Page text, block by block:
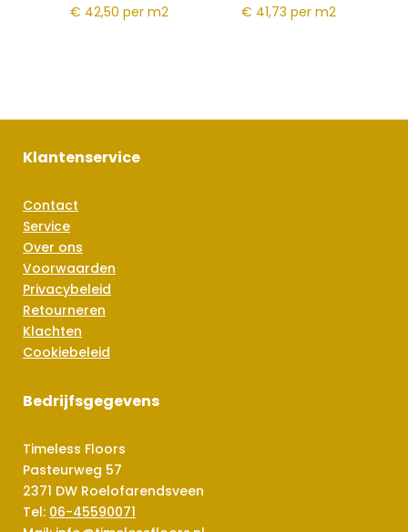
€ 42,50 per m2
€ 41,73per m2
Klantenservice
Contact
Service
Over ons
Voorwaarden
Privacybeleid
Retourneren
Klachten
Cookiebeleid
Bedrijfsgegevens
Timeless Floors
Pasteurweg 57
2371 DW Roelofarendsveen
Tel: 06-45590071